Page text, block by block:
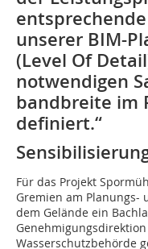
unserer BIM-
(Level Of
notwendigen
bandbreite im
definiert.“
Für das Projekt
Gremien am Planungs-
dem Gelände ein
Wasserschutzbehörde